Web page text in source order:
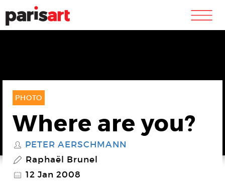
m
PHOTO
Where are you?
S PETER AERSCHMANN
P Raphaël Brunel
@ 12 Jan 2008